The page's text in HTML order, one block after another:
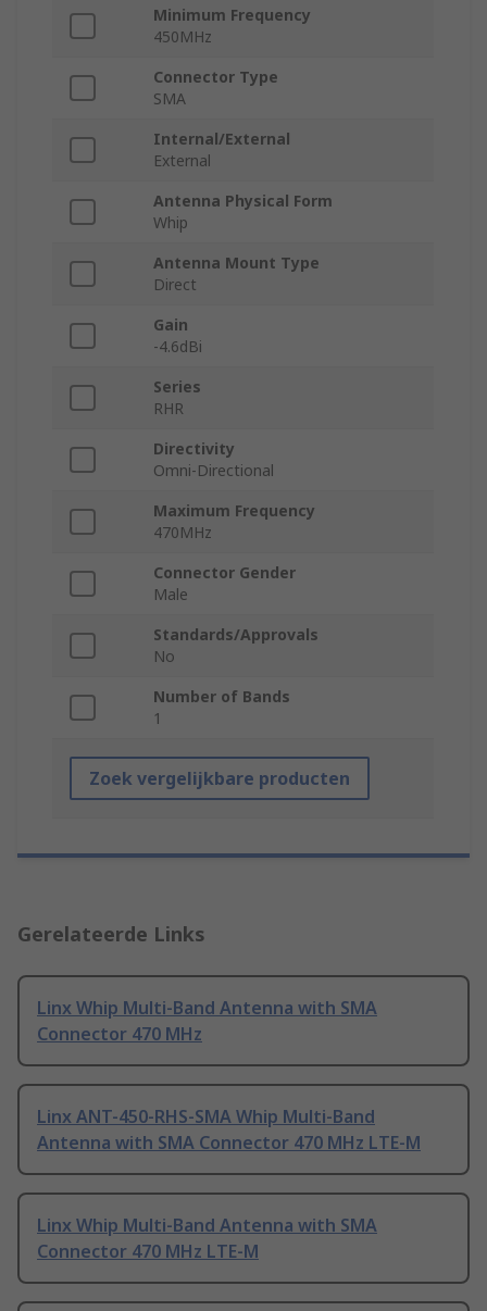
Minimum Frequency
450MHz
Connector Type
SMA
Internal/External
External
Antenna Physical Form
Whip
Antenna Mount Type
Direct
Gain
-4.6dBi
Series
RHR
Directivity
Omni-Directional
Maximum Frequency
470MHz
Connector Gender
Male
Standards/Approvals
No
Number of Bands
1
Zoek vergelijkbare producten
Gerelateerde Links
Linx Whip Multi-Band Antenna with SMA
Connector 470 MHz
Linx ANT-450-RHS-SMA Whip Multi-Band
Antenna with SMA Connector 470 MHz LTE-M
Linx Whip Multi-Band Antenna with SMA
Connector 470 MHz LTE-M